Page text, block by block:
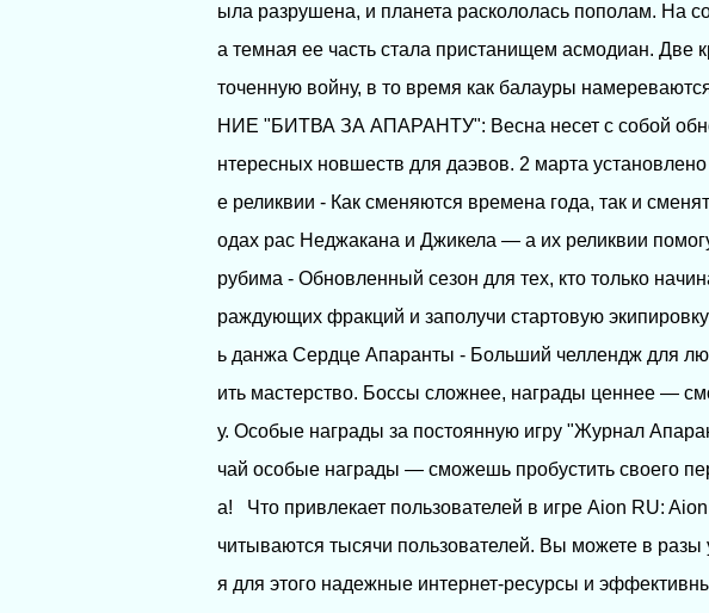
ыла разрушена, и планета раскололась пополам. На
а темная ее часть стала пристанищем асмодиан.
точенную войну, в то время как балауры
НИЕ "БИТВА ЗА АПАРАНТУ": Весна несет с собой
нтересных новшеств для даэвов. 2 марта
е реликвии - Как сменяются времена года, так и
одах рас Неджакана и Джикела — а их реликвии
рубима - Обновленный сезон для тех, кто только
раждующих фракций и заполучи стартовую
ь данжа Сердце Апаранты - Больший челлендж для
ить мастерство. Боссы сложнее, награды ценнее —
у. Особые награды за постоянную игру "Журнал
чай особые награды — сможешь пробустить своего
а! Что привлекает пользователей в игре Aion RU:
читываются тысячи пользователей. Вы можете в разы
я для этого надежные интернет-ресурсы и